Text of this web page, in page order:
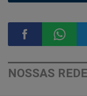
Compartilhar
NOSSAS